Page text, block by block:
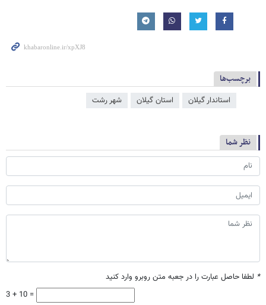
برچسب‌ها
استاندار گیلان استان گیلان شهر رشت
نظر شما
* لطفا حاصل عبارت را در جعبه متن روبرو وارد کنید
3 + 10 =